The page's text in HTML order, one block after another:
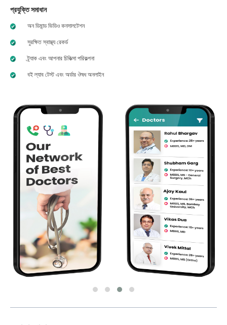
প্রযুক্তি সমাধান
অন ডিমান্ড ভিডিও কনসালটেশন
সুরক্ষিত স্বাস্থ্য রেকর্ড
ট্র্যাক এবং আপনার চিকিত্সা পরিকল্পনা
বই ল্যাব টেস্ট এবং অর্ডার ঔষধ অনলাইন